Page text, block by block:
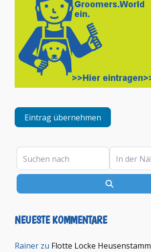
Eintrag übernehmen
Suchen nach In der Nähe
NEUESTE KOMMENTARE
Rainer zu Flotte Locke Heusenstamm